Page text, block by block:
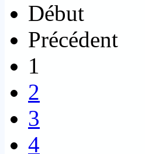
Début
Précédent
1
2
3
4